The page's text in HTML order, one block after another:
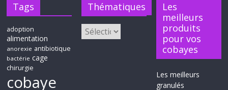
Tags
adoption
alimentation
anorexie antibiotique
bactérie cage
chirurgie
cobaye
Thématiques
Les
meilleurs
produits
pour vos
cobayes
Les meilleurs
granulés